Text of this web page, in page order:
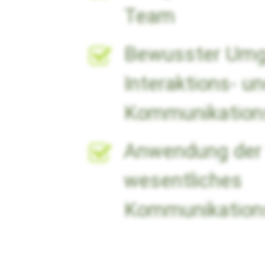
Team
Bewusster
Interaktions-
Anwendung
wesentliches